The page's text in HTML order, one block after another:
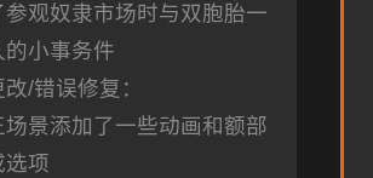
参观奴隶市场时与双胞胎一
的小事务件
/错误修复：
场景添加了一些动画和额部
选项